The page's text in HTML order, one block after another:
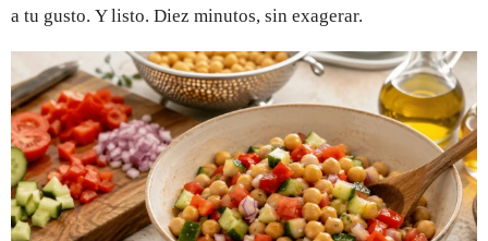
a tu gusto. Y listo. Diez minutos, sin exagerar.